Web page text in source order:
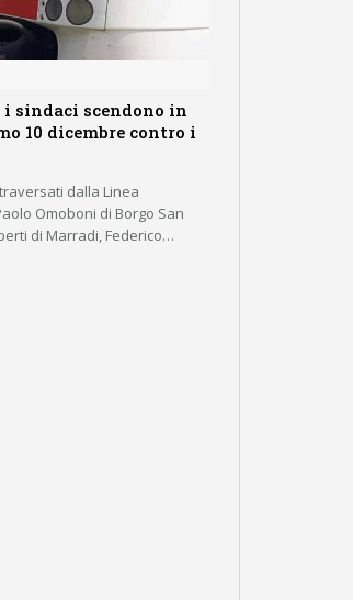
sindaci scendono in
10 dicembre contro i
dalla Linea
Omoboni di Borgo San
di Marradi, Federico…